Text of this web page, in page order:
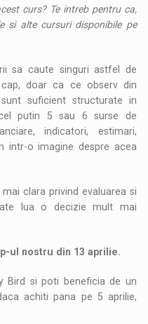
curs? Te intreb pentru ca,
si alte cursuri disponibile pe
sa caute singuri astfel de
doar ca ce observ din
suficient structurate in
putin 5 sau 6 surse de
indicatori, estimari,
intr-o imagine despre acea
clara privind evaluarea si
lua o decizie mult mai
ul nostru din 13 aprilie.
Bird si poti beneficia de un
achiti pana pe 5 aprilie,